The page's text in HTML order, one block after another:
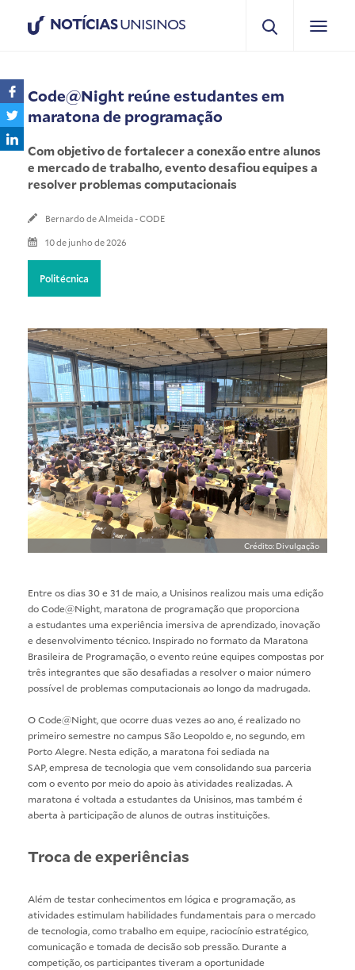
NOTÍCIASUNISINOS
Code@Night reúne estudantes em
maratona de programação
Com objetivo de fortalecer a conexão entre alunos
e mercado de trabalho, evento desafiou equipes a
resolver problemas computacionais
Bernardo de Almeida - CODE
10 de junho de 2026
Politécnica
Crédito: Divulgação
Entre os dias 30 e 31 de maio, a Unisinos realizou mais uma edição
do Code@Night, maratona de programação que proporciona
a estudantes uma experiência imersiva de aprendizado, inovação
e desenvolvimento técnico. Inspirado no formato da Maratona
Brasileira de Programação, o evento reúne equipes compostas por
três integrantes que são desafiadas a resolver o maior número
possível de problemas computacionais ao longo da madrugada.
O Code@Night, que ocorre duas vezes ao ano, é realizado no
primeiro semestre no campus São Leopoldo e, no segundo, em
Porto Alegre. Nesta edição, a maratona foi sediada na
SAP, empresa de tecnologia que vem consolidando sua parceria
com o evento por meio do apoio às atividades realizadas. A
maratona é voltada a estudantes da Unisinos, mas também é
aberta à participação de alunos de outras instituições.
Troca de experiências
Além de testar conhecimentos em lógica e programação, as
atividades estimulam habilidades fundamentais para o mercado
de tecnologia, como trabalho em equipe, raciocínio estratégico,
comunicação e tomada de decisão sob pressão. Durante a
competição, os participantes tiveram a oportunidade